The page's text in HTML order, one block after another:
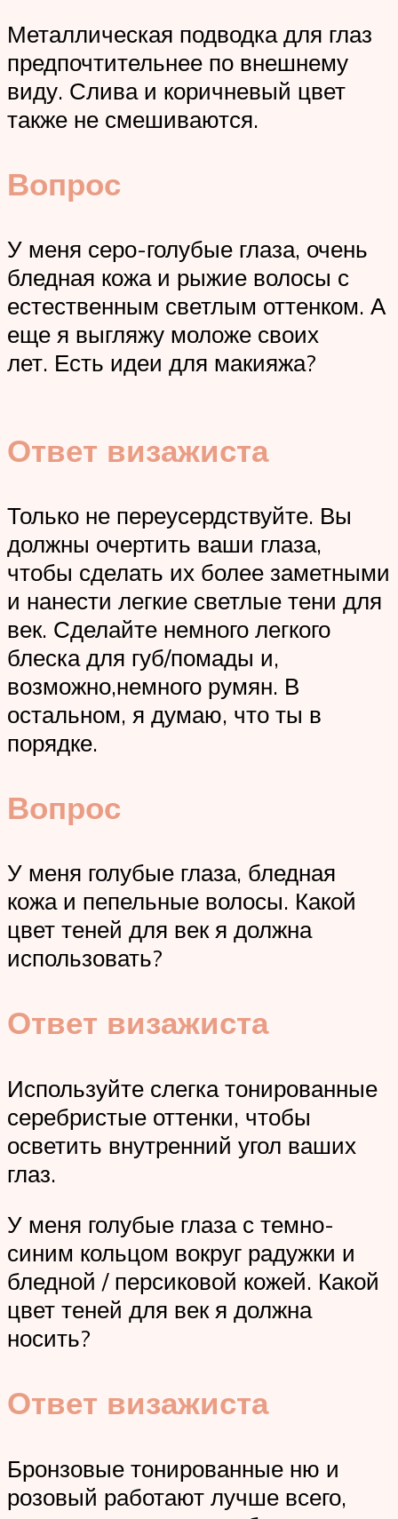
Металлическая подводка для глаз
предпочтительнее по внешнему
виду. Слива и коричневый цвет
также не смешиваются.
Вопрос
У меня серо-голубые глаза, очень
бледная кожа и рыжие волосы с
естественным светлым оттенком. А
еще я выгляжу моложе своих
лет. Есть идеи для макияжа?
Ответ визажиста
Только не переусердствуйте. Вы
должны очертить ваши глаза,
чтобы сделать их более заметными
и нанести легкие светлые тени для
век. Сделайте немного легкого
блеска для губ/помады и,
возможно,немного румян. В
остальном, я думаю, что ты в
порядке.
Вопрос
У меня голубые глаза, бледная
кожа и пепельные волосы. Какой
цвет теней для век я должна
использовать?
Ответ визажиста
Используйте слегка тонированные
серебристые оттенки, чтобы
осветить внутренний угол ваших
глаз.
У меня голубые глаза с темно-
синим кольцом вокруг радужки и
бледной / персиковой кожей. Какой
цвет теней для век я должна
носить?
Ответ визажиста
Бронзовые тонированные ню и
розовый работают лучше всего,